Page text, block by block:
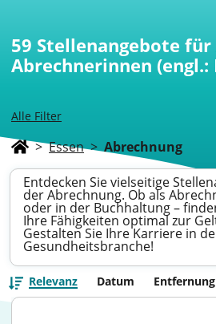
Alle Filter
59 Stellenangebote
Abrechnerinnen
> Essen > Abrechnung
Entdecken Sie vielseitige
der Abrechnung. Ob als
oder in der Buchhaltung –
Ihre Fähigkeiten optimal zur
Gestalten Sie Ihre Karriere in
Gesundheitsbranche!
Relevanz Datum Entfernung